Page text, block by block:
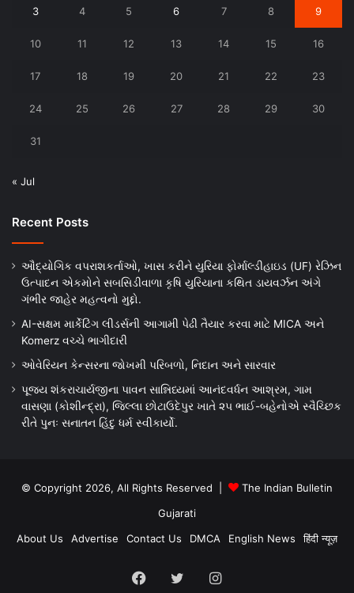
3 4 5 6 7 8 9
10 11 12 13 14 15 16
17 18 19 20 21 22 23
24 25 26 27 28 29 30
31
« Jul
Recent Posts
ઔદ્યોગિક વપરાશકર્તાઓ, ખાસ કરીને યુરિયા ફોર્માલ્ડીહાઇડ (UF) રેઝિન
ઉત્પાદન એકમોને સબસિડીવાળા કૃષિ યુરિયાના કથિત ડાયવર્ઝન અંગે
ગંભીર જાહેર મહત્વનો મુદ્દો.
AI-સક્ષમ માર્કેટિંગ લીડર્સની આગામી પેઢી તૈયાર કરવા માટે MICA અને
Komerz વચ્ચે ભાગીદારી
ઓવેરિયન કેન્સરના જોખમી પરિબળો, નિદાન અને સારવાર
પૂજ્ય શંકરાચાર્યજીના પાવન સાન્નિધ્યમાં આનંદવર્ધન આશ્રમ, ગામ
વાસણા (કોશીન્દ્રા), જિલ્લા છોટાઉદેપુર ખાતે ૨૫ ભાઈ-બહેનોએ સ્વૈચ્છિક
રીતે પુનઃ સનાતન હિંદુ ધર્મ સ્વીકાર્યો.
© Copyright 2026, All Rights Reserved |
The Indian Bulletin
Gujarati
About Us
Advertise Contact Us DMCA English News हिंदी न्यूज़
Facebook
TwitterInstagram